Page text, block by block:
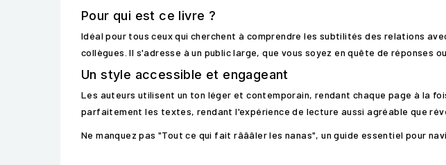
Pour qui est ce livre ?
Idéal pour tous ceux qui cherchent à comprendre les subtilités des relations
collègues. Il s'adresse à un public large, que vous soyez en quête de réponses
Un style accessible et engageant
Les auteurs utilisent un ton léger et contemporain, rendant chaque page à la
parfaitement les textes, rendant l'expérience de lecture aussi agréable que
Ne manquez pas "Tout ce qui fait râââler les nanas", un guide essentiel pour